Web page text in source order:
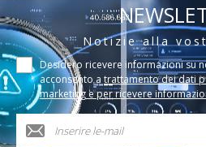
Notizie alla
Desidero ricevere informazioni su
acconsento a trattamento dei dati
marketing e per ricevere